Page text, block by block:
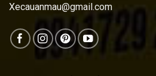
Xecauanmau@gmail.com